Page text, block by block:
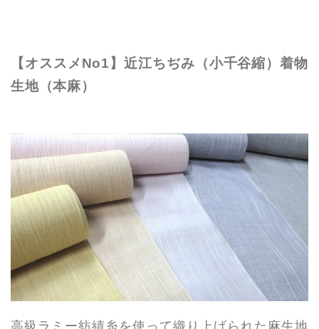
【オススメNo1】近江ちぢみ（小千谷縮）着物
生地（本麻）
高級ラミー紡績糸を使って織り上げられた麻生地